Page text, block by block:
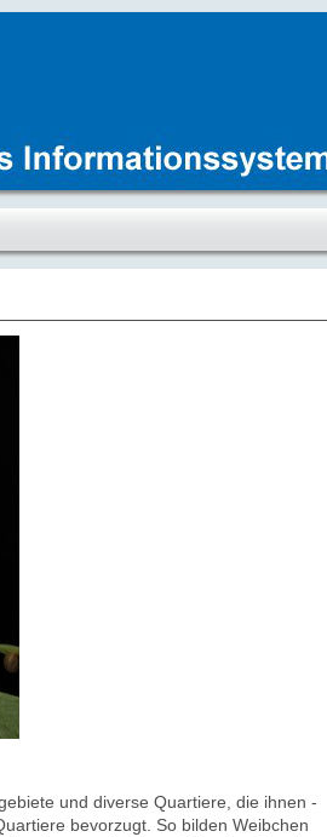
und diverse Quartiere, die ihnen -
bevorzugt. So bilden Weibchen